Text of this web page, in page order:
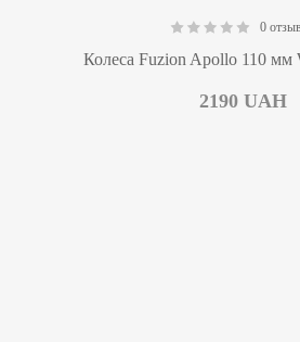
0
Колеса Fuzion Apollo 110 мм
2190 UAH